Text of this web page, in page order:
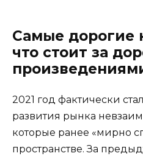
Самые дорогие
что стоит за
2021 год фактически
развития рынка
которые ранее «мирно
пространстве. За